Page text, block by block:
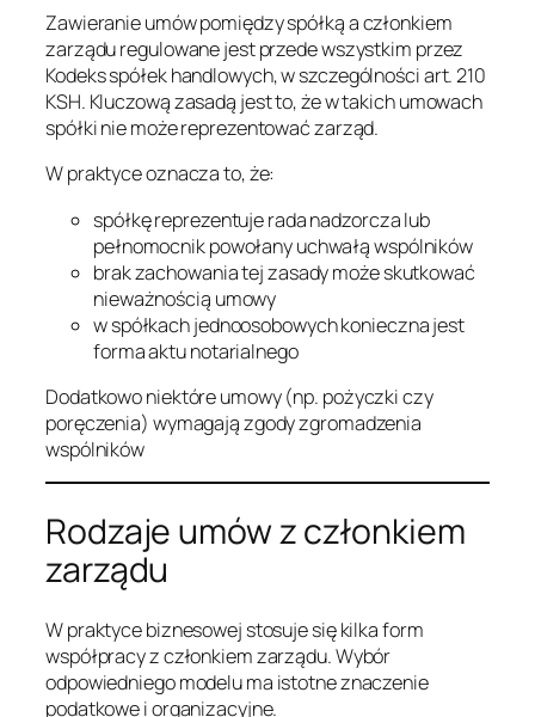
Zawieranie umów pomiędzy spółką a członkiem
zarządu regulowane jest przede wszystkim przez
Kodeks spółek handlowych, w szczególności art. 210
KSH. Kluczową zasadą jest to, że w takich umowach
spółki nie może reprezentować zarząd.
W praktyce oznacza to, że:
spółkę reprezentuje rada nadzorcza lub
pełnomocnik powołany uchwałą wspólników
brak zachowania tej zasady może skutkować
nieważnością umowy
w spółkach jednoosobowych konieczna jest
forma aktu notarialnego
Dodatkowo niektóre umowy (np. pożyczki czy
poręczenia) wymagają zgody zgromadzenia
wspólników
Rodzaje umów z członkiem
zarządu
W praktyce biznesowej stosuje się kilka form
współpracy z członkiem zarządu. Wybór
odpowiedniego modelu ma istotne znaczenie
podatkowe i organizacyjne.